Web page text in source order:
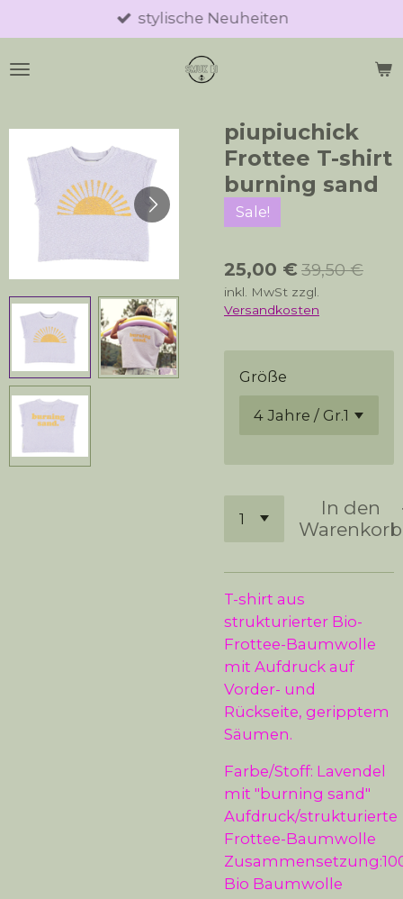
Hauptinhalt
springen
stylische Neuheiten
piupiuchick
Frottee T-shirt
burning sand
Sale!
25,00 €39,50 €
inkl. MwSt zzgl.
Versandkosten
Größe
In den
Warenkorb
T-shirt aus
strukturierter Bio-
Frottee-Baumwolle
mit Aufdruck auf
Vorder- und
Rückseite, geripptem
Säumen.
Farbe/Stoff: Lavendel
mit "burning sand"
Aufdruck/strukturierte
Frottee-Baumwolle
Bio Baumwolle